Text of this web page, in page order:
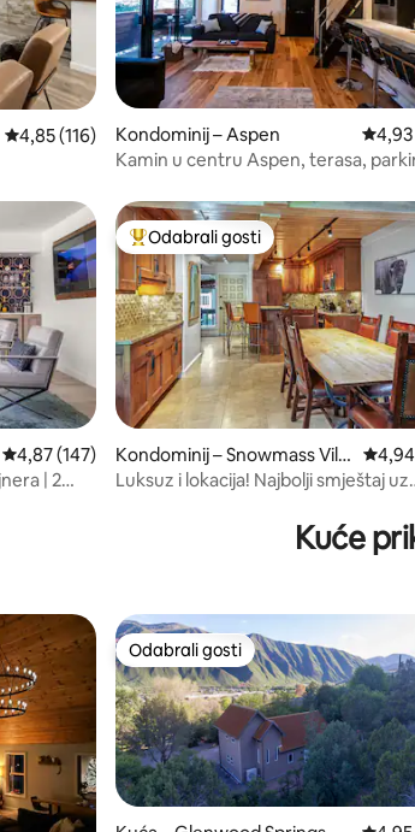
Prosječna ocjena: 4,85/5, recenzija: 116
4,85 (116)
Kondominij – Aspen
Kamin u centru Aspen, terasa,
Prosječna ocjena: 4,87/5, recenzija: 147
4,87 (147)
| 2
Među najviše rangiranima s
Odabrali gosti
Kondominij – Snowmass Villa
ge
Luksuz i lokacija! Najbolji smještaj uz
Kuće
„Odabrali gosti”
Odabrali gosti
Odabrali gosti